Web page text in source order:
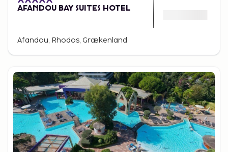
AFANDOU BAY SUITES HOTEL
Afandou, Rhodos, Grækenland